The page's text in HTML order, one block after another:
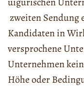
zweiten
Kandidaten in
versprochene
Unternehmen
Höhe oder